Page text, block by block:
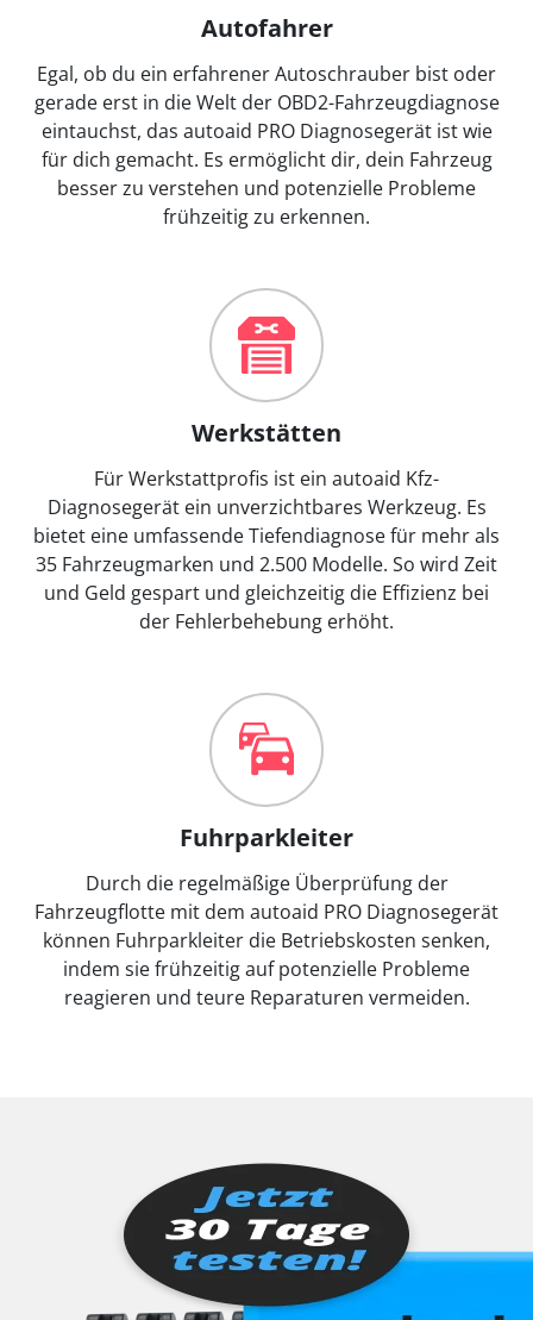
Autofahrer
Egal, ob du ein erfahrener Autoschrauber bist oder
gerade erst in die Welt der OBD2-Fahrzeugdiagnose
eintauchst, das autoaid PRO Diagnosegerät ist wie
für dich gemacht. Es ermöglicht dir, dein Fahrzeug
besser zu verstehen und potenzielle Probleme
frühzeitig zu erkennen.
Werkstätten
Für Werkstattprofis ist ein autoaid Kfz-
Diagnosegerät ein unverzichtbares Werkzeug. Es
bietet eine umfassende Tiefendiagnose für mehr als
35 Fahrzeugmarken und 2.500 Modelle. So wird Zeit
und Geld gespart und gleichzeitig die Effizienz bei
der Fehlerbehebung erhöht.
Fuhrparkleiter
Durch die regelmäßige Überprüfung der
Fahrzeugflotte mit dem autoaid PRO Diagnosegerät
können Fuhrparkleiter die Betriebskosten senken,
indem sie frühzeitig auf potenzielle Probleme
reagieren und teure Reparaturen vermeiden.